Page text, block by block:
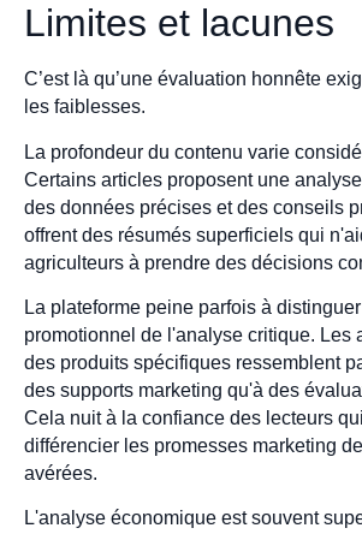
Limites et lacunes
C’est là qu’une évaluation honnête
les faiblesses.
La profondeur du contenu varie
Certains articles proposent une
des données précises et des conseils
offrent des résumés superficiels qui
agriculteurs à prendre des décisions
La plateforme peine parfois à
promotionnel de l'analyse critique. Les
des produits spécifiques ressemblent
des supports marketing qu'à des
Cela nuit à la confiance des lecteurs
différencier les promesses marketing
avérées.
L'analyse économique est souvent